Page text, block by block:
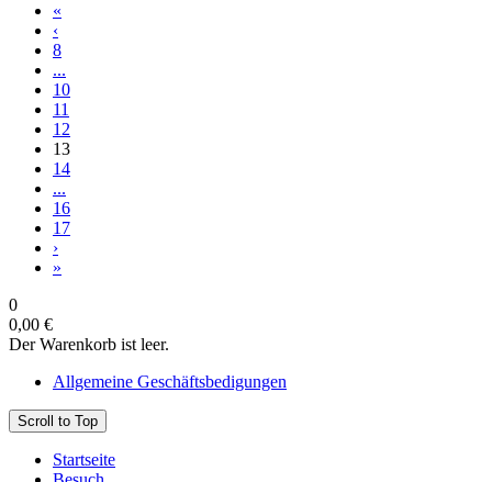
«
‹
8
...
10
11
12
13
14
...
16
17
›
»
0
0,00 €
Der Warenkorb ist leer.
Allgemeine Geschäftsbedigungen
Scroll to Top
Startseite